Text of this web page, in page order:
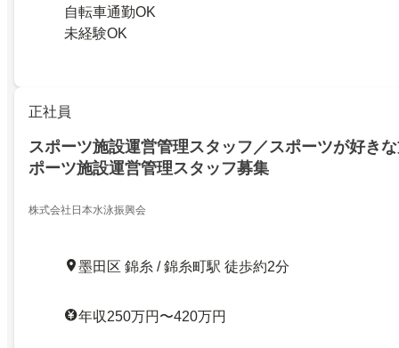
自転車通勤OK
未経験OK
正社員
スポーツ施設運営管理スタッフ／スポーツが好き
ポーツ施設運営管理スタッフ募集
株式会社日本水泳振興会
墨田区 錦糸 / 錦糸町駅 徒歩約2分
年収250万円〜420万円